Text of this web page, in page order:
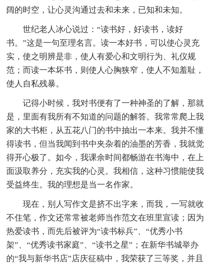
阔的时空，让心灵沟通过去和未来，已知和未知。
世纪老人冰心说过：“读书好，好读书，读好
书。”这是一句至理名言。读一本好书，可以使心灵充
实，使之明辨是非，使人有爱心和文明行为、礼仪规
范；而读一本坏书，则使人心胸狭窄，使人不知羞耻，
使人自私残暴。
记得小时候，我对书便有了一种神圣的了解，那就
是，里面有我所有不知道的问题的解答。我常常爬上我
家的大书柜，从五花八门的书中抽出一本来。我并不懂
得读书，但当我闻到书中夹杂着的油墨的芳香，我就觉
得开心极了。如今，我课余时间都畅游在书海中，在上
面汲取养分，充实我的心灵。我相信，这种习惯能使我
受益终生。我的理想是当一名作家。
现在，别人写作文是挤不出字来，而我，一写就收
不住笔，作文还常常被老师当作范文在班里宣读；因为
热爱读书，而先后被评为“读书标兵”、“优秀小书
架”、“优秀读书家庭”、“读书之星”；在新华书城举办
的“我与新华书店”店庆征稿中，我荣获了三等奖，并且